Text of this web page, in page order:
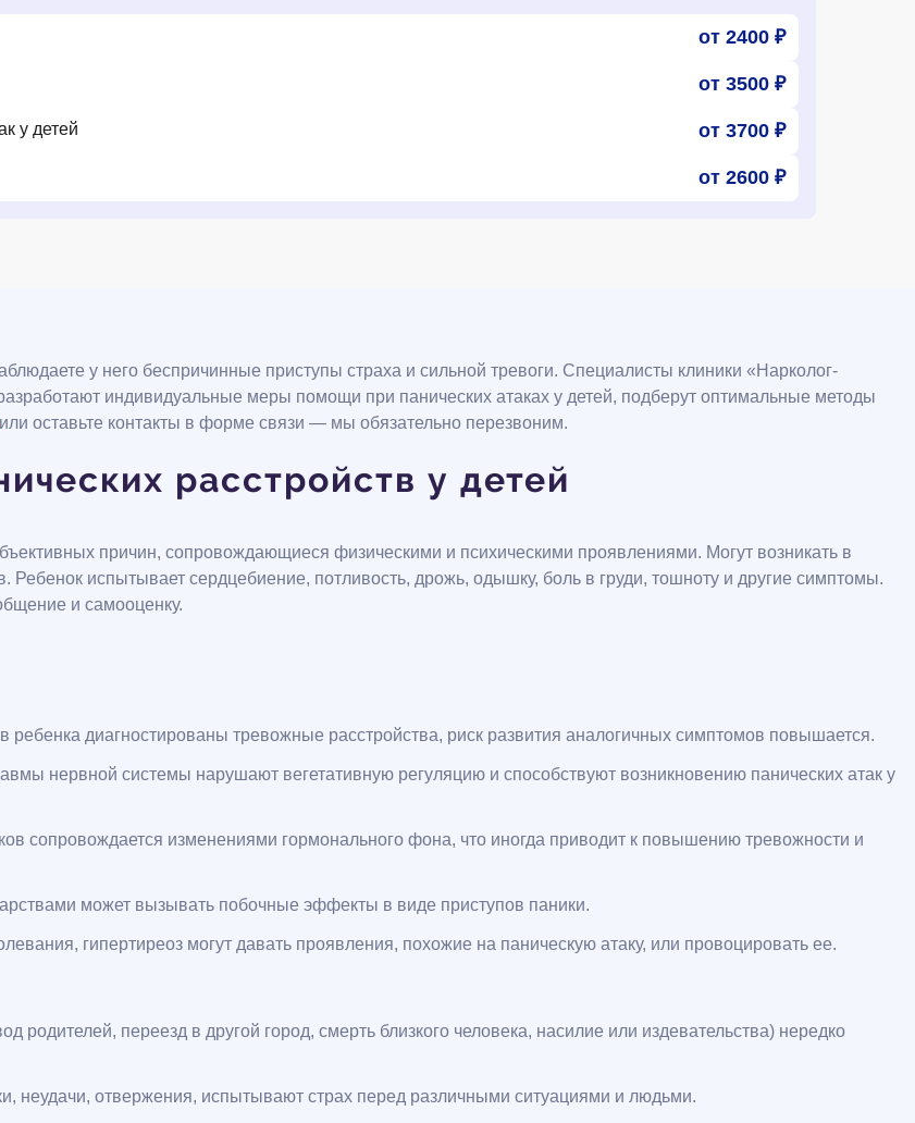
от 2400 ₽
от 3500 ₽
у детей от 3700 ₽
от 2600 ₽
у него беспричинные приступы страха и сильной тревоги. Специалисты клиники «Нарколог-
индивидуальные меры помощи при панических атаках у детей, подберут оптимальные методы
или оставьте контакты в форме связи — мы обязательно перезвоним.
расстройств у детей
причин, сопровождающиеся физическими и психическими проявлениями. Могут возникать в
Ребенок испытывает сердцебиение, потливость, дрожь, одышку, боль в груди, тошноту и другие симптомы.
и самооценку.
диагностированы тревожные расстройства, риск развития аналогичных симптомов повышается.
нервной системы нарушают вегетативную регуляцию и способствуют возникновению панических атак у
сопровождается изменениями гормонального фона, что иногда приводит к повышению тревожности и
может вызывать побочные эффекты в виде приступов паники.
гипертиреоз могут давать проявления, похожие на паническую атаку, или провоцировать ее.
родителей, переезд в другой город, смерть близкого человека, насилие или издевательства) нередко
неудачи, отвержения, испытывают страх перед различными ситуациями и людьми.